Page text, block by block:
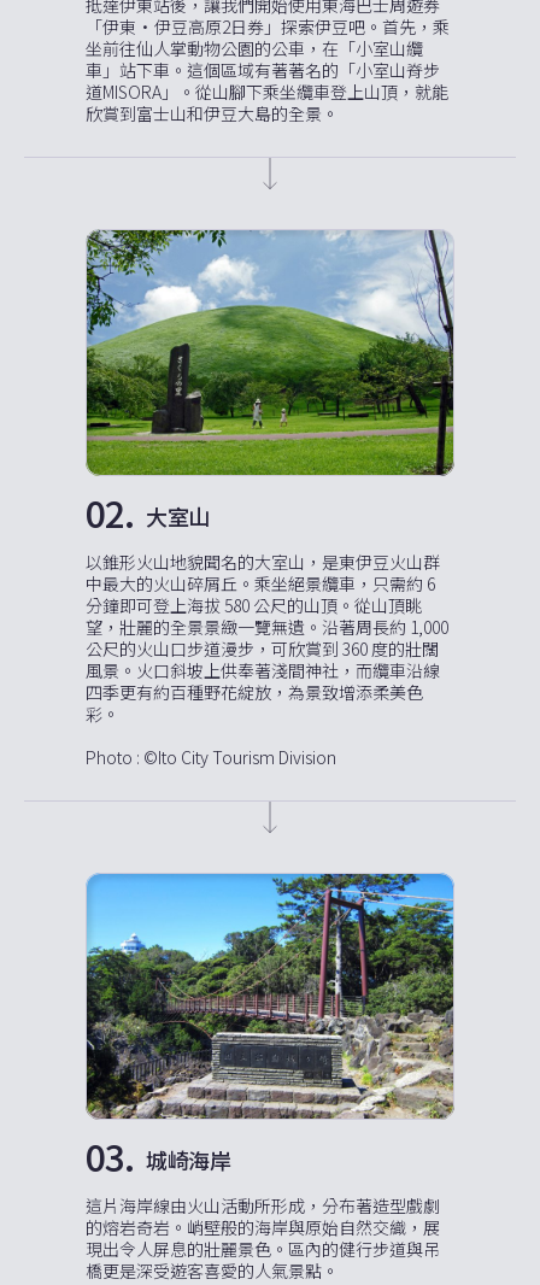
「伊東·伊豆高原2日券」探索伊豆吧。首先，乘
坐前往仙人掌動物公園的公車，在「小室山纜
車」站下車。這個區域有著著名的「小室山脊步
道MISORA」。從山腳下乘坐纜車登上山頂，就能
欣賞到富士山和伊豆大島的全景。
02. 大室山
以錐形火山地貌聞名的大室山，是東伊豆火山群
中最大的火山碎屑丘。乘坐絕景纜車，只需約 6
分鐘即可登上海拔 580 公尺的山頂。從山頂眺
望，壯麗的全景景緻一覽無遺。沿著周長約 1,000
公尺的火山口步道漫步，可欣賞到 360 度的壯闊
風景。火口斜坡上供奉著淺間神社，而纜車沿線
四季更有約百種野花綻放，為景致增添柔美色
彩。
Photo : ©Ito City Tourism Division
03. 城崎海岸
這片海岸線由火山活動所形成，分布著造型戲劇
的熔岩奇岩。峭壁般的海岸與原始自然交織，展
現出令人屏息的壯麗景色。區內的健行步道與吊
橋更是深受遊客喜愛的人氣景點。